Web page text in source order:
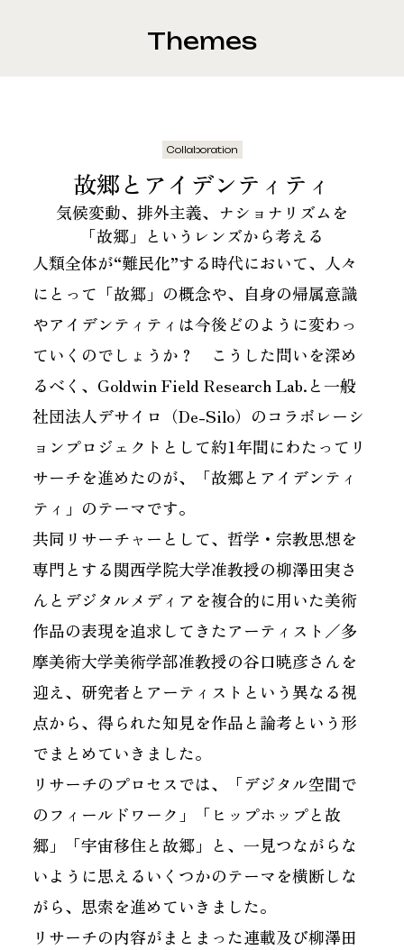
Themes
Collaboration
故郷と​アイデンティティ
気候変動、​​排外主義、​​ナショナリズムを​​
「故郷」と​​いう​​レンズから​​考える
人類全体が“難民化”する時代において、人々
にとって「故郷」の概念や、自身の帰属意識
やアイデンティティは今後どのように変わっ
ていくのでしょうか？ こうした問いを深め
るべく、Goldwin Field Research Lab.と一般
社団法人デサイロ（De-Silo）のコラボレーシ
ョンプロジェクトとして約1年間にわたってリ
サーチを進めたのが、「故郷とアイデンティ
ティ」のテーマです。
共同リサーチャーとして、哲学・宗教思想を
専門とする関西学院大学准教授の柳澤田実さ
んとデジタルメディアを複合的に用いた美術
作品の表現を追求してきたアーティスト／多
摩美術大学美術学部准教授の谷口暁彦さんを
迎え、研究者とアーティストという異なる視
点から、得られた知見を作品と論考という形
でまとめていきました。
リサーチのプロセスでは、「デジタル空間で
のフィールドワーク」「ヒップホップと故
郷」「宇宙移住と故郷」と、一見つながらな
いように思えるいくつかのテーマを横断しな
がら、思索を進めていきました。
リサーチの内容がまとまった連載及び柳澤田